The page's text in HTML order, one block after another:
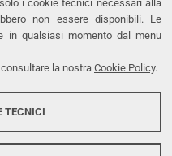
i cookie tecnici necessari alla
non essere disponibili. Le
in qualsiasi momento dal menu
la nostra Cookie Policy.
TECNICI